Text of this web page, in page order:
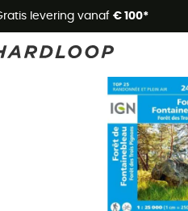
levering vanaf € 100*